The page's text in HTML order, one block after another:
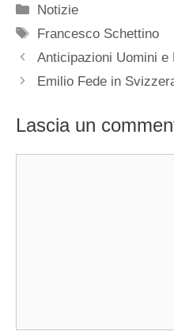
Categorie
Notizie
Tag
Francesco Schettino
Anticipazioni Uomini e
Emilio Fede in
Lascia un